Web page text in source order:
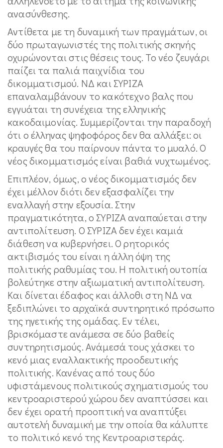
ανασύνθεσης.
Αντίθετα με τη δυναμική των πραγμάτων, οι
δύο πρωταγωνιστές της πολιτικής σκηνής
οχυρώνονται στις θέσεις τους. Το νέο ζευγάρι
παίζει τα παλιά παιχνίδια του
δικομματισμού. ΝΔ και ΣΥΡΙΖΑ
επαναλαμβάνουν το κακότεχνο βαλς που
εγγυάται τη συνέχεια της ελληνικής
κακοδαιμονίας. Συμμερίζονται την παραδοχή
ότι ο έλληνας ψηφοφόρος δεν θα αλλάξει: οι
κραυγές θα του παίρνουν πάντα το μυαλό. Ο
νέος δικομματισμός είναι βαθιά νυχτωμένος.
Επιπλέον, όμως, ο νέος δικομματισμός δεν
έχει μέλλον διότι δεν εξασφαλίζει την
εναλλαγή στην εξουσία. Στην
πραγματικότητα, ο ΣΥΡΙΖΑ αναπαύεται στην
αντιπολίτευση. Ο ΣΥΡΙΖΑ δεν έχει καμιά
διάθεση να κυβερνήσει. Ο ρητορικός
ακτιβισμός του είναι η άλλη όψη της
πολιτικής ραθυμίας του. Η πολιτική ουτοπία
βολεύτηκε στην αξιωματική αντιπολίτευση.
Και δίνεται έδαφος και άλλοθι στη ΝΔ να
ξεδιπλώνει το αρχαϊκά συντηρητικό πρόσωπο
της ηγετικής της ομάδας. Εν τέλει,
βρισκόμαστε ανάμεσα σε δύο βαθείς
συντηρητισμούς. Ανάμεσά τους χάσκει το
κενό μιας εναλλακτικής προοδευτικής
πολιτικής. Κανένας από τους δύο
υφιστάμενους πολιτικούς σχηματισμούς του
κεντροαριστερού χώρου δεν αναπτύσσει και
δεν έχει ορατή προοπτική να αναπτύξει
αυτοτελή δυναμική με την οποία θα κάλυπτε
το πολιτικό κενό της Κεντροαριστεράς.